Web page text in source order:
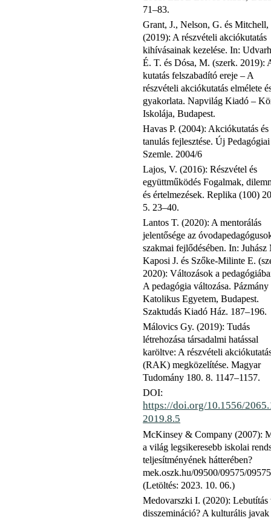
71–83.
Grant, J., Nelson, G. és Mitchell,
(2019): A részvételi akciókutatás
kihívásainak kezelése. In:
É. T. és Dósa, M. (szerk. 2019):
kutatás felszabadító ereje – A
részvételi akciókutatás elmélete
gyakorlata. Napvilág Kiadó –
Iskolája, Budapest.
Havas P. (2004): Akciókutatás és
tanulás fejlesztése. Új Pedagógiai
Szemle. 2004/6
Lajos, V. (2016): Részvétel és
együttműködés Fogalmak,
és értelmezések. Replika (100)
5. 23–40.
Lantos T. (2020): A mentorálás
jelentősége az
szakmai fejlődésében. In: Juhász
Kaposi J. és Szőke-Milinte E.
2020): Változások a
A pedagógia változása. Pázmány
Katolikus Egyetem, Budapest.
Szaktudás Kiadó Ház. 187–196.
Málovics Gy. (2019): Tudás
létrehozása társadalmi hatással
karöltve: A részvételi
(RAK) megközelítése. Magyar
Tudomány 180. 8. 1147–1157.
DOI:
https://doi.org/10.1556/
2019.8.5
McKinsey & Company (2007):
a világ legsikeresebb iskolai
teljesítményének hátterében?
mek.oszk.hu/09500/09575/
(Letöltés: 2023. 10. 06.)
Medovarszki I. (2020): Lebutítás
disszemináció? A kulturális javak